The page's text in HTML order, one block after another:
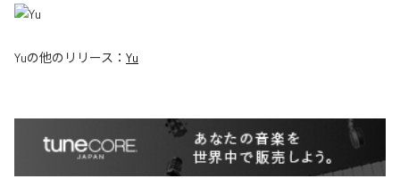
Yuの他のリリース： Yu